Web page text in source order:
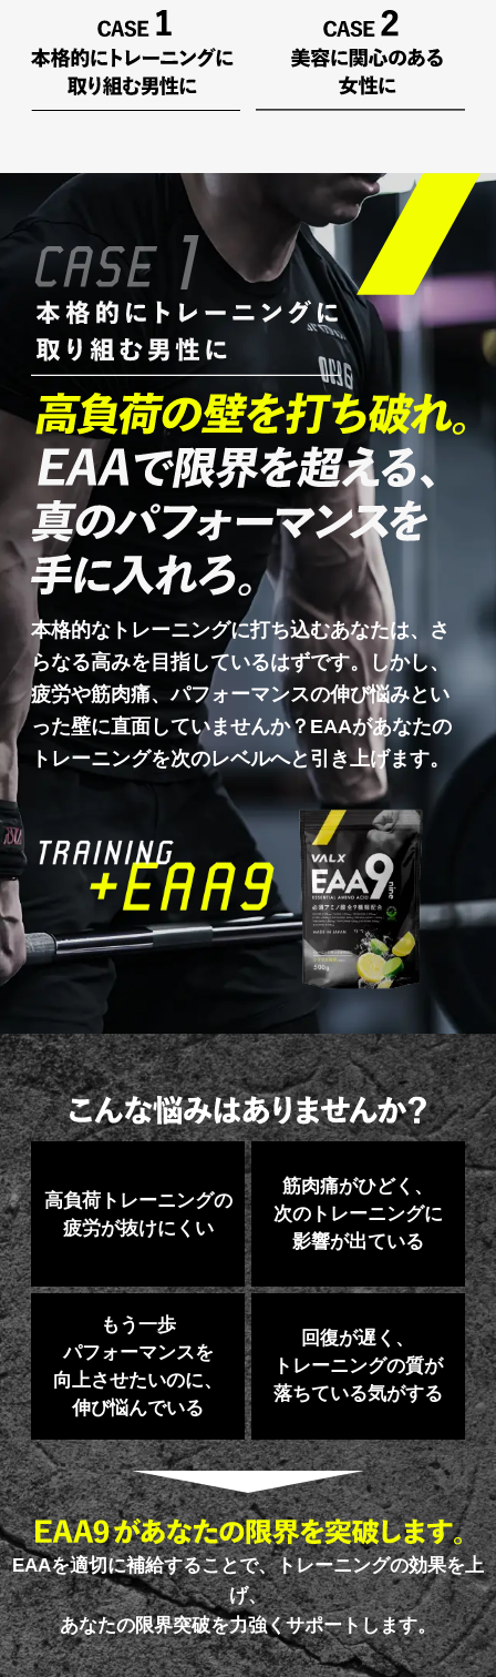
本格的なトレーニングに打ち込むあなたは、さ
らなる高みを目指しているはずです。しかし、
疲労や筋肉痛、パフォーマンスの伸び悩みとい
った壁に直面していませんか？EAAがあなたの
トレーニングを次のレベルへと引き上げます。
高負荷トレーニングの
疲労が抜けにくい
筋肉痛がひどく、
次のトレーニングに
影響が出ている
もう一歩
パフォーマンスを
向上させたいのに、
伸び悩んでいる
回復が遅く、
トレーニングの質が
落ちている気がする
EAAを適切に補給することで、トレーニングの効果を上
げ、
あなたの限界突破を力強くサポートします。